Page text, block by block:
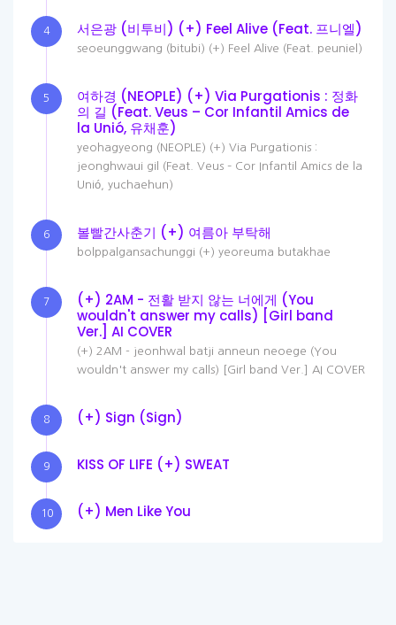
4 서은광 (비투비) (+) Feel Alive (Feat. 프니엘)
seoeunggwang (bitubi) (+) Feel Alive (Feat. peuniel)
5
여하경 (NEOPLE) (+) Via Purgationis : 정화
의 길 (Feat. Veus – Cor Infantil Amics de
la Unió, 유채훈)
yeohagyeong (NEOPLE) (+) Via Purgationis :
jeonghwaui gil (Feat. Veus – Cor Infantil Amics de la
Unió, yuchaehun)
6 볼빨간사춘기 (+) 여름아 부탁해
bolppalgansachunggi (+) yeoreuma butakhae
7
(+) 2AM - 전활 받지 않는 너에게 (You
wouldn't answer my calls) [Girl band
Ver.] AI COVER
(+) 2AM - jeonhwal batji anneun neoege (You
wouldn't answer my calls) [Girl band Ver.] AI COVER
8 (+) Sign (Sign)
9 KISS OF LIFE (+) SWEAT
10 (+) Men Like You